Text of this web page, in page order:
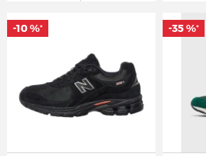
-10 %* -35 %*